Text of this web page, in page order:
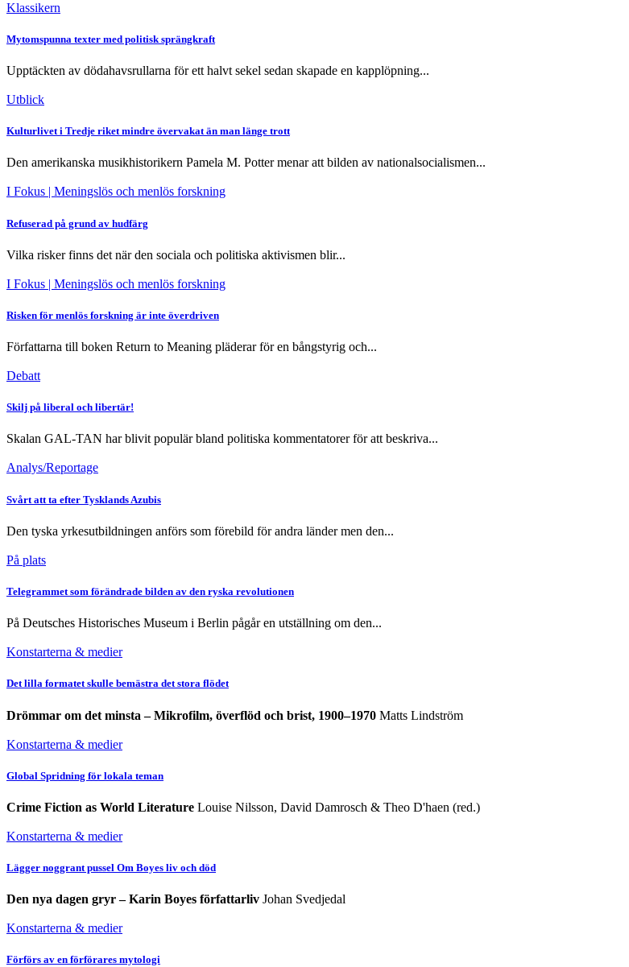
Klassikern
Mytomspunna texter med politisk sprängkraft
Upptäckten av dödahavsrullarna för ett halvt sekel sedan skapade en kapplöpning...
Utblick
Kulturlivet i Tredje riket mindre övervakat än man länge trott
Den amerikanska musikhistorikern Pamela M. Potter menar att bilden av nationalsocialismen...
I Fokus | Meningslös och menlös forskning
Refuserad på grund av hudfärg
Vilka risker finns det när den sociala och politiska aktivismen blir...
I Fokus | Meningslös och menlös forskning
Risken för menlös forskning är inte överdriven
Författarna till boken Return to Meaning pläderar för en bångstyrig och...
Debatt
Skilj på liberal och libertär!
Skalan GAL-TAN har blivit populär bland politiska kommentatorer för att beskriva...
Analys/Reportage
Svårt att ta efter Tysklands Azubis
Den tyska yrkesutbildningen anförs som förebild för andra länder men den...
På plats
Telegrammet som förändrade bilden av den ryska revolutionen
På Deutsches Historisches Museum i Berlin pågår en utställning om den...
Konstarterna & medier
Det lilla formatet skulle bemästra det stora flödet
Drömmar om det minsta – Mikrofilm, överflöd och brist, 1900–1970 Matts Lindström
Konstarterna & medier
Global Spridning för lokala teman
Crime Fiction as World Literature Louise Nilsson, David Damrosch & Theo D'haen (red.)
Konstarterna & medier
Lägger noggrant pussel Om Boyes liv och död
Den nya dagen gryr – Karin Boyes författarliv Johan Svedjedal
Konstarterna & medier
Förförs av en förförares mytologi